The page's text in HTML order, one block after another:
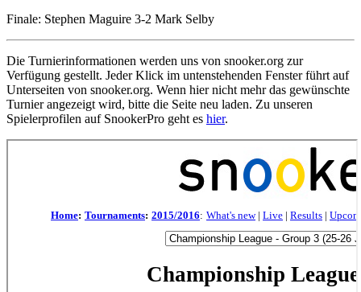
Finale: Stephen Maguire 3-2 Mark Selby
Die Turnierinformationen werden uns von snooker.org zur
Verfügung gestellt. Jeder Klick im untenstehenden Fenster führt auf
Unterseiten von snooker.org. Wenn hier nicht mehr das gewünschte
Turnier angezeigt wird, bitte die Seite neu laden. Zu unseren
Spielerprofilen auf SnookerPro geht es hier.